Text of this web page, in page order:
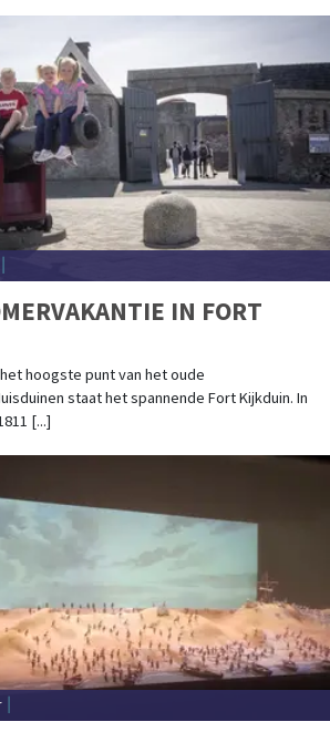
IN FORT
het hoogste punt van het oude
staat het spannende Fort Kijkduin. In
[...]